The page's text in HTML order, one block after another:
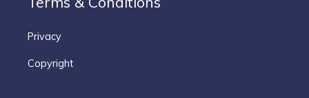
Privacy
Copyright